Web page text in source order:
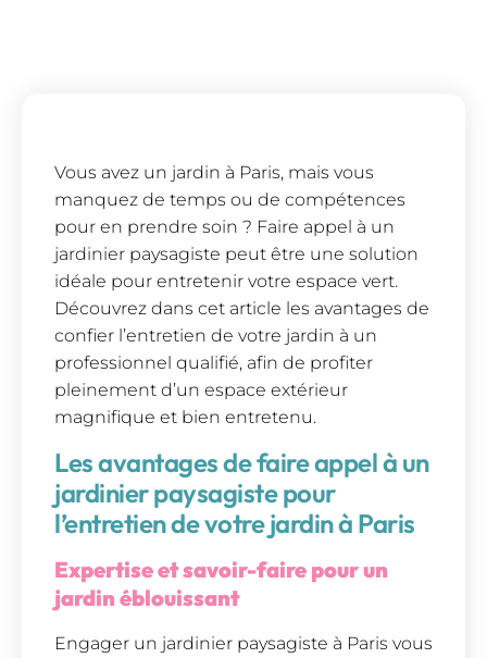
Vous avez un jardin à Paris, mais vous
manquez de temps ou de compétences
pour en prendre soin ? Faire appel à un
jardinier paysagiste peut être une solution
idéale pour entretenir votre espace vert.
Découvrez dans cet article les avantages de
confier l’entretien de votre jardin à un
professionnel qualifié, afin de profiter
pleinement d’un espace extérieur
magnifique et bien entretenu.
Les avantages de faire appel à un
jardinier paysagiste pour
l’entretien de votre jardin à Paris
Expertise et savoir-faire pour un
jardin éblouissant
Engager un jardinier paysagiste à Paris vous